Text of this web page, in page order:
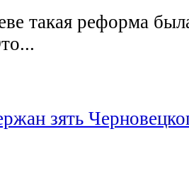
такая реформа
зять